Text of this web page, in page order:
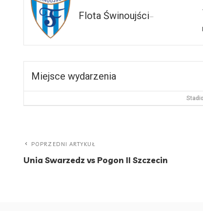
Flota Świnoujście
Miejsce wydarzenia
POPRZEDNI ARTYKUŁ
Unia Swarzedz vs Pogon II Szczecin